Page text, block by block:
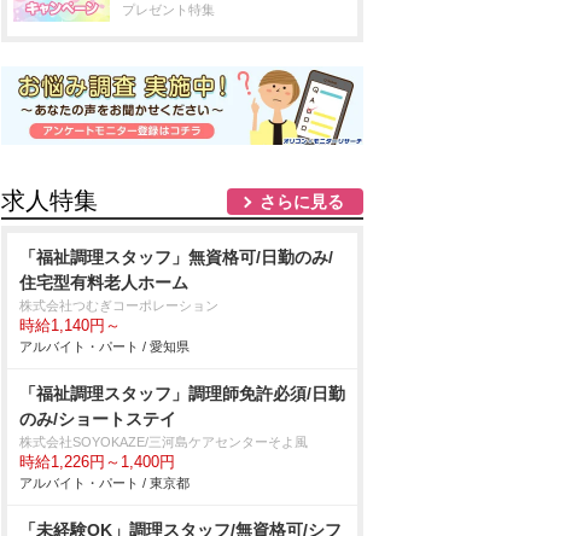
プレゼント特集
求人特集 さらに見る
「福祉調理スタッフ」無資格可/日勤のみ/
住宅型有料老人ホーム
株式会社つむぎコーポレーション
時給1,140円～
アルバイト・パート / 愛知県
「福祉調理スタッフ」調理師免許必須/日勤
のみ/ショートステイ
株式会社SOYOKAZE/三河島ケアセンターそよ風
時給1,226円～1,400円
アルバイト・パート / 東京都
「未経験OK」調理スタッフ/無資格可/シフ